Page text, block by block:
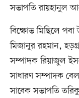
সভাপতি রায়হানুল
বিক্ষোভ মিছিলে
মিজানুর রহমান,
সম্পাদক রিয়াজুল
সাধারণ সম্পাদক
সাবেক সভাপতি